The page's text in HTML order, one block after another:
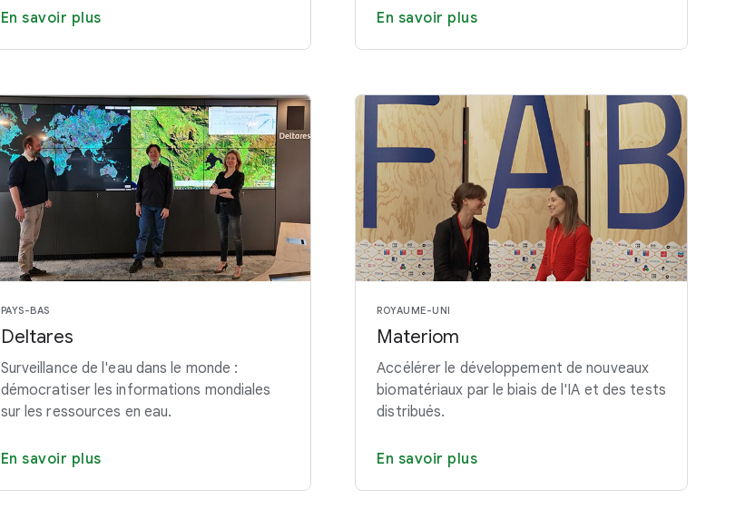
En savoir plus En savoir plus
PAYS-BAS
Deltares
Surveillance de l'eau dans le monde :
démocratiser les informations mondiales
sur les ressources en eau.
En savoir plus
ROYAUME-UNI
Materiom
Accélérer le développement de nouveaux
biomatériaux par le biais de l'IA et des tests
distribués.
En savoir plus